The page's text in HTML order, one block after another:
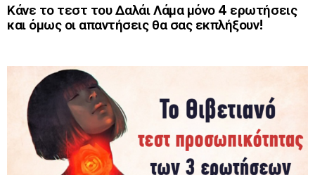
Κάνε το τεστ του Δαλάι Λάμα μόνο 4 ερωτήσεις
και όμως οι απαντήσεις θα σας εκπλήξουν!